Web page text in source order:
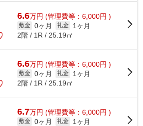
ートです...
6.6万円 (管理費等：6,000円 )
敷金 0ヶ月 礼金
1ヶ月
2階 / 1R / 25.19㎡
6.6万円 (管理費等：6,000円 )
敷金 0ヶ月 礼金
1ヶ月
2階 / 1R / 25.19㎡
6.7万円 (管理費等：6,000円 )
敷金 0ヶ月 礼金
1ヶ月